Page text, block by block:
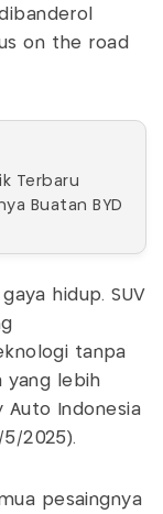
on the road
Terbaru
Buatan BYD
hidup. SUV
tanpa
yang lebih
Auto Indonesia
5/2025).
pesaingnya